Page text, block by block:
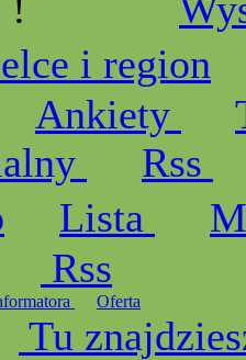
i region
Ankiety
Rss
Lista
Rss
Oferta
Tu